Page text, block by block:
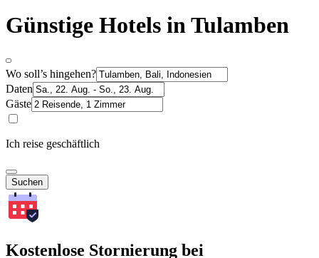
Günstige Hotels in Tulamben
Wo soll’s hingehen?
Daten
Gäste
Ich reise geschäftlich
Suchen
Kostenlose Stornierung bei